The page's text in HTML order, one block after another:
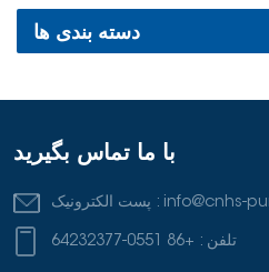
دسته بندی ها
با ما تماس بگیرید
پست الکترونیک : info@cnhs-
تلفن : +86 0551-64232377